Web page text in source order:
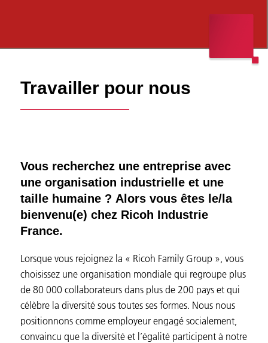
Travailler pour nous
Vous recherchez une entreprise avec
une organisation industrielle et une
taille humaine ? Alors vous êtes le/la
bienvenu(e) chez Ricoh Industrie
France.
Lorsque vous rejoignez la « Ricoh Family Group », vous
choisissez une organisation mondiale qui regroupe plus
de 80 000 collaborateurs dans plus de 200 pays et qui
célèbre la diversité sous toutes ses formes. Nous nous
positionnons comme employeur engagé socialement,
convaincu que la diversité et l’égalité participent à notre